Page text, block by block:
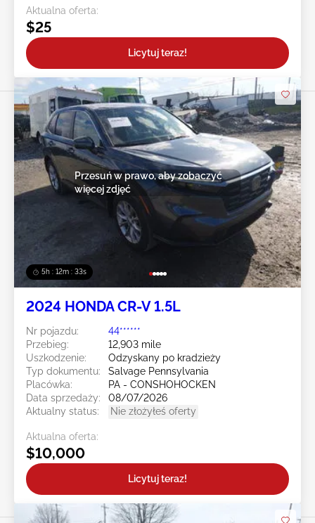
Aktualna oferta:
$25
Licytuj teraz!
5h : 12m : 31s
Przesuń w prawo, aby zobaczyć
więcej zdjęć
2024 HONDA CR-V 1.5L
Nr pojazdu:
44******
Przebieg:
12,903 mile
Uszkodzenie:
Odzyskany po kradzieży
Typ dokumentu:
Salvage Pennsylvania
Placówka:
PA - CONSHOHOCKEN
Data sprzedaży:
08/07/2026
Aktualny status:
Nie złożyłeś oferty
Aktualna oferta:
$10,000
Licytuj teraz!